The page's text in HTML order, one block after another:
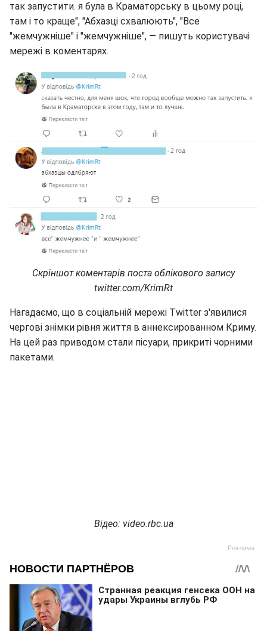
так запустити. я була в Краматорську в цьому році,
там і то краще", "Абхазці схвалюють", "Все
"жемчужніше" і "жемчужніше", — пишуть користувачі
мережі в коментарях.
Скріншот коментарів поста облікового запису
twitter.com/KrimRt
Нагадаємо, що в соціальній мережі Twitter з'явилися
чергові знімки рівня життя в аннексированном Криму.
На цей раз приводом стали пісуари, прикриті чорними
пакетами.
Відео: video.rbc.ua